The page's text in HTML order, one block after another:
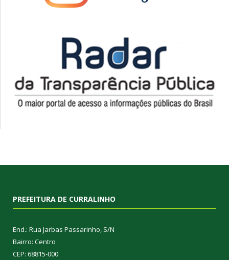
PREFEITURA DE CURRALINHO
End.: Rua Jarbas Passarinho, S/N
Bairro: Centro
CEP: 68815-000